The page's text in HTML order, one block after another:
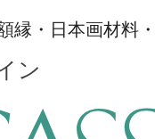
縁・日本画材料
ン